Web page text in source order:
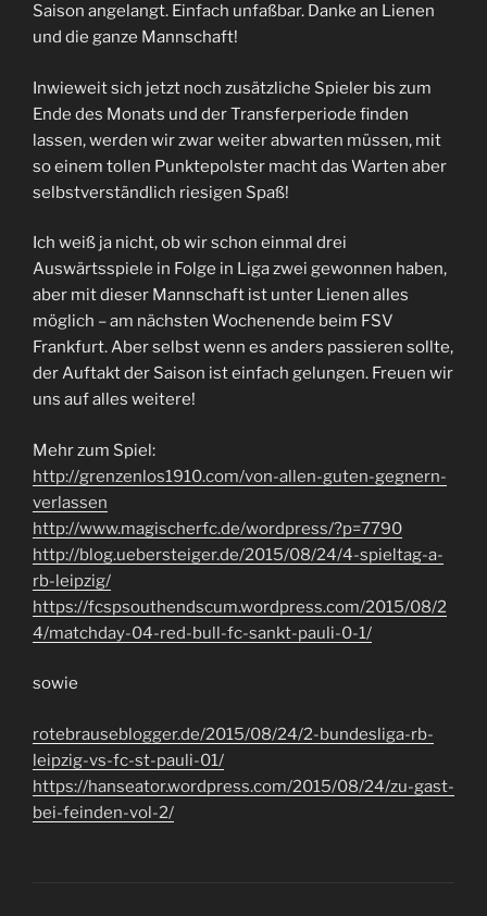
Saison angelangt. Einfach unfaßbar. Danke an Lienen
und die ganze Mannschaft!
Inwieweit sich jetzt noch zusätzliche Spieler bis zum
Ende des Monats und der Transferperiode finden
lassen, werden wir zwar weiter abwarten müssen, mit
so einem tollen Punktepolster macht das Warten aber
selbstverständlich riesigen Spaß!
Ich weiß ja nicht, ob wir schon einmal drei
Auswärtsspiele in Folge in Liga zwei gewonnen haben,
aber mit dieser Mannschaft ist unter Lienen alles
möglich – am nächsten Wochenende beim FSV
Frankfurt. Aber selbst wenn es anders passieren sollte,
der Auftakt der Saison ist einfach gelungen. Freuen wir
uns auf alles weitere!
Mehr zum Spiel:
http://grenzenlos1910.com/von-allen-guten-gegnern-
verlassen
http://www.magischerfc.de/wordpress/?p=7790
http://blog.uebersteiger.de/2015/08/24/4-spieltag-a-
rb-leipzig/
https://fcspsouthendscum.wordpress.com/2015/08/2
4/matchday-04-red-bull-fc-sankt-pauli-0-1/
sowie
rotebrauseblogger.de/2015/08/24/2-bundesliga-rb-
leipzig-vs-fc-st-pauli-01/
https://hanseator.wordpress.com/2015/08/24/zu-gast-
bei-feinden-vol-2/